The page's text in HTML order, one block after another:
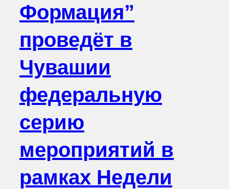
Формация”
проведёт в
Чувашии
федеральную
серию
мероприятий в
рамках Недели